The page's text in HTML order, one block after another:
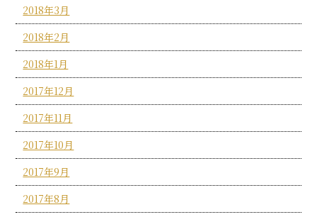
2018年3月
2018年2月
2018年1月
2017年12月
2017年11月
2017年10月
2017年9月
2017年8月